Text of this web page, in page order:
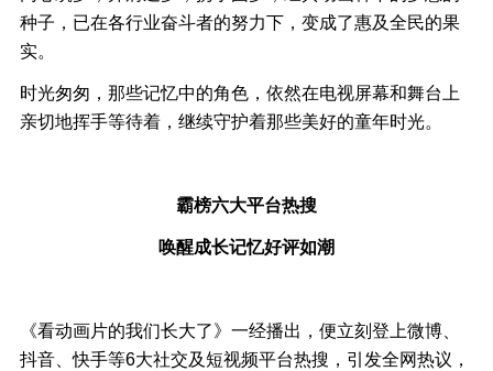
种子，已在各行业奋斗者的努力下，变成了惠及全民的果
实。
时光匆匆，那些记忆中的角色，依然在电视屏幕和舞台上
亲切地挥手等待着，继续守护着那些美好的童年时光。
霸榜六大平台热搜
唤醒成长记忆好评如潮
《看动画片的我们长大了》一经播出，便立刻登上微博、
抖音、快手等6大社交及短视频平台热搜，引发全网热议，